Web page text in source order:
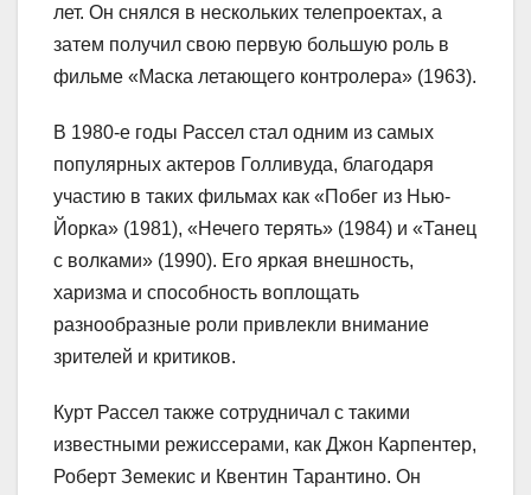
лет. Он снялся в нескольких телепроектах, а
затем получил свою первую большую роль в
фильме «Маска летающего контролера» (1963).
В 1980-е годы Рассел стал одним из самых
популярных актеров Голливуда, благодаря
участию в таких фильмах как «Побег из Нью-
Йорка» (1981), «Нечего терять» (1984) и «Танец
с волками» (1990). Его яркая внешность,
харизма и способность воплощать
разнообразные роли привлекли внимание
зрителей и критиков.
Курт Рассел также сотрудничал с такими
известными режиссерами, как Джон Карпентер,
Роберт Земекис и Квентин Тарантино. Он